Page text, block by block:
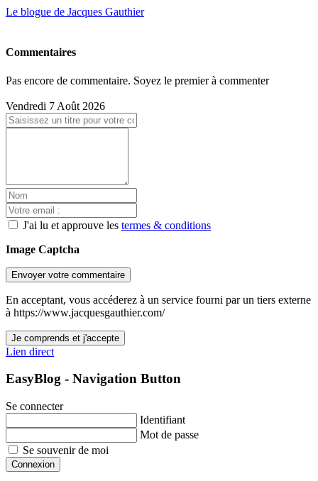
Le blogue de Jacques Gauthier
Commentaires
Pas encore de commentaire. Soyez le premier à commenter
Vendredi 7 Août 2026
J'ai lu et approuve les termes & conditions
Image Captcha
Envoyer votre commentaire
En acceptant, vous accéderez à un service fourni par un tiers externe
à https://www.jacquesgauthier.com/
Je comprends et j'accepte
Lien direct
EasyBlog - Navigation Button
Se connecter
Identifiant
Mot de passe
Se souvenir de moi
Connexion